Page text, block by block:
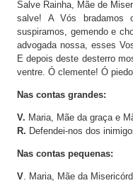
Salve Rainha, Mãe de
salve! A Vós bradamos
suspiramos, gemendo e
advogada nossa, esses
E depois deste desterro
ventre. Ó clemente! Ó
Nas contas grandes:
V. Maria, Mãe da graça e
R. Defendei-nos dos
Nas contas pequenas:
V. Maria, Mãe da